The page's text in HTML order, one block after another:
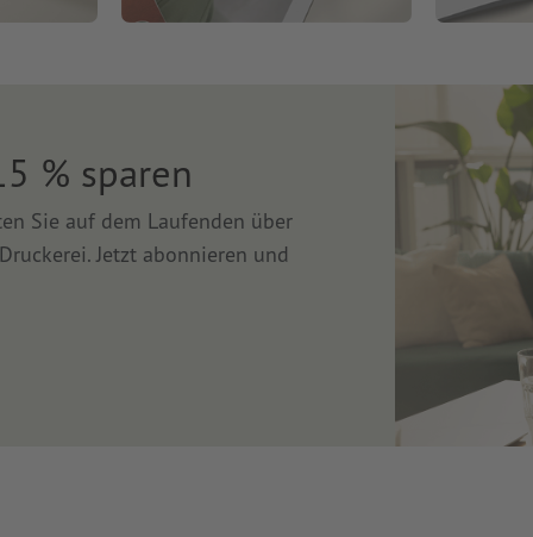
% sparen
Sie auf dem Laufenden über
Jetzt abonnieren und